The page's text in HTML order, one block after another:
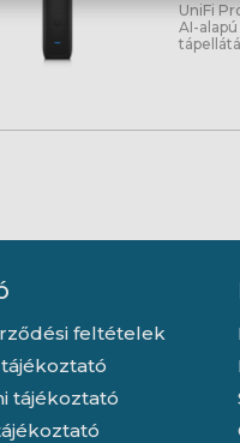
UniFi
AI-
feltételek
tájékoztató